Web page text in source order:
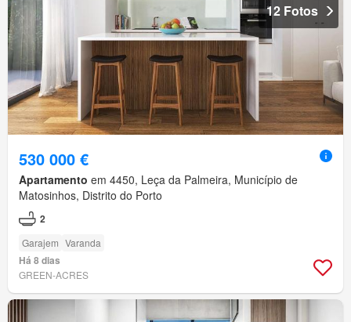
12 Fotos
530 000 €
Apartamento em 4450, Leça da Palmeira, Município de
Matosinhos, Distrito do Porto
2
Garajem Varanda
Há 8 dias
GREEN-ACRES